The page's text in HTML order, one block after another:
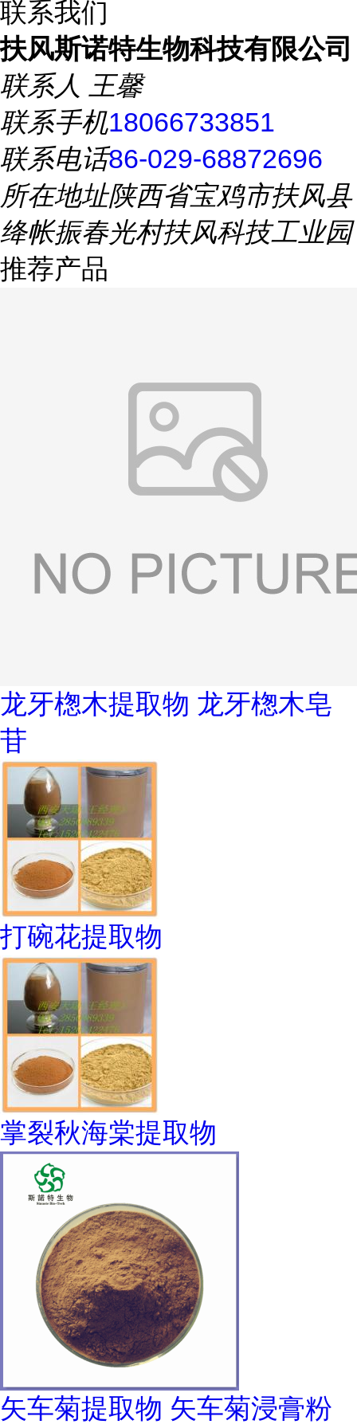
联系我们
扶风斯诺特生物科技有限公司
联系人 王馨
联系手机18066733851
联系电话86-029-68872696
所在地址陕西省宝鸡市扶风县
绛帐振春光村扶风科技工业园
推荐产品
龙牙楤木提取物 龙牙楤木皂
苷
打碗花提取物
掌裂秋海棠提取物
矢车菊提取物 矢车菊浸膏粉